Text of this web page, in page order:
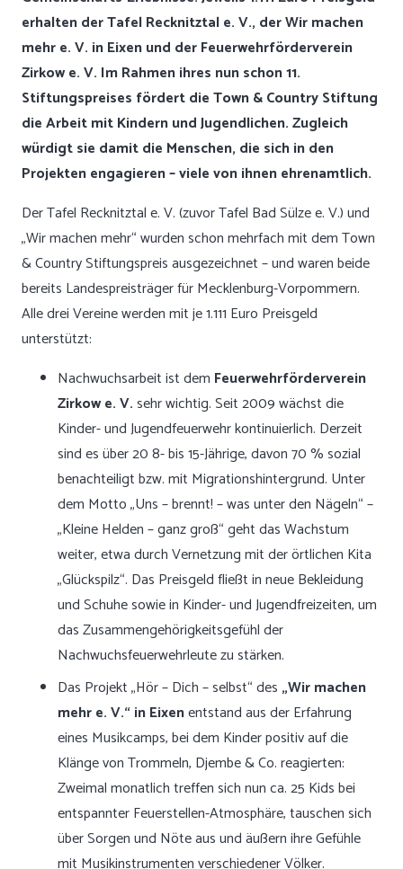
erhalten der Tafel Recknitztal e. V., der Wir machen
mehr e. V. in Eixen und der Feuerwehrförderverein
Zirkow e. V. Im Rahmen ihres nun schon 11.
Stiftungspreises fördert die Town & Country Stiftung
die Arbeit mit Kindern und Jugendlichen. Zugleich
würdigt sie damit die Menschen, die sich in den
Projekten engagieren – viele von ihnen ehrenamtlich.
Der Tafel Recknitztal e. V. (zuvor Tafel Bad Sülze e. V.) und
„Wir machen mehr“ wurden schon mehrfach mit dem Town
& Country Stiftungspreis ausgezeichnet – und waren beide
bereits Landespreisträger für Mecklenburg-Vorpommern.
Alle drei Vereine werden mit je 1.111 Euro Preisgeld
unterstützt:
Nachwuchsarbeit ist dem Feuerwehrförderverein
Zirkow e. V.sehr wichtig. Seit 2009 wächst die
Kinder- und Jugendfeuerwehr kontinuierlich. Derzeit
sind es über 20 8- bis 15-Jährige, davon 70 % sozial
benachteiligt bzw. mit Migrationshintergrund. Unter
dem Motto „Uns – brennt! – was unter den Nägeln“ –
„Kleine Helden – ganz groß“ geht das Wachstum
weiter, etwa durch Vernetzung mit der örtlichen Kita
„Glückspilz“. Das Preisgeld fließt in neue Bekleidung
und Schuhe sowie in Kinder- und Jugendfreizeiten, um
das Zusammengehörigkeitsgefühl der
Nachwuchsfeuerwehrleute zu stärken.
Das Projekt „Hör – Dich – selbst“ des „Wir machen
mehr e. V.“ in Eixenentstand aus der Erfahrung
eines Musikcamps, bei dem Kinder positiv auf die
Klänge von Trommeln, Djembe & Co. reagierten:
Zweimal monatlich treffen sich nun ca. 25 Kids bei
entspannter Feuerstellen-Atmosphäre, tauschen sich
über Sorgen und Nöte aus und äußern ihre Gefühle